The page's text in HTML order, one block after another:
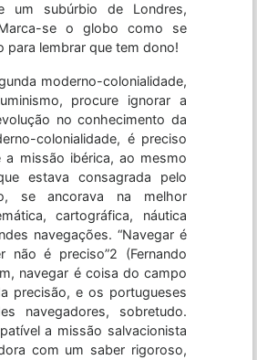
um subúrbio de Londres,
se o globo como se
para lembrar que tem dono!
moderno-colonialidade,
procure ignorar a
no conhecimento da
colonialidade, é preciso
a missão ibérica, ao mesmo
estava consagrada pelo
se ancorava na melhor
cartográfica, náutica
navegações. “Navegar é
não é preciso”2 (Fernando
navegar é coisa do campo
precisão, e os portugueses
navegadores, sobretudo.
a missão salvacionista
com um saber rigoroso,